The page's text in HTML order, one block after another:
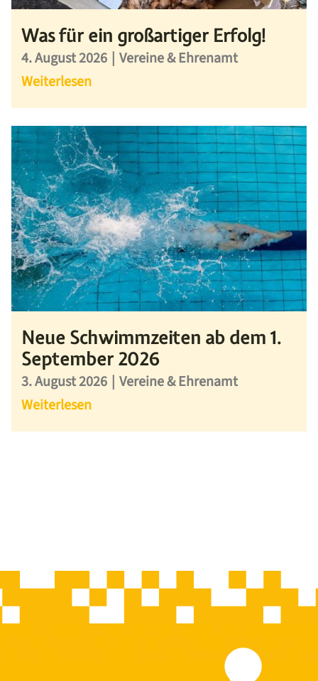
Was für ein großartiger Erfolg!
4. August 2026 | Vereine & Ehrenamt
Weiterlesen
Neue Schwimmzeiten ab dem 1.
September 2026
3. August 2026 | Vereine & Ehrenamt
Weiterlesen